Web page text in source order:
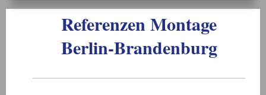
Referenzen Montage
Berlin-Brandenburg